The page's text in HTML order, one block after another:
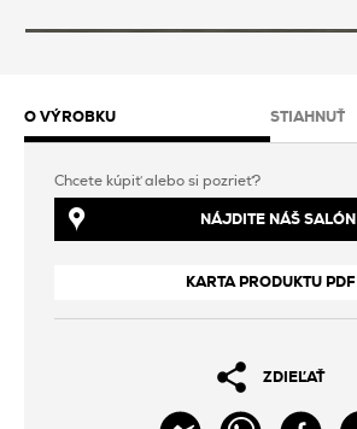
O VÝROBKU STIAHNUŤ
Chcete kúpiť alebo si pozrieť?
NÁJDITE NÁŠ SALÓN
KARTA PRODUKTU PDF
ZDIEĽAŤ